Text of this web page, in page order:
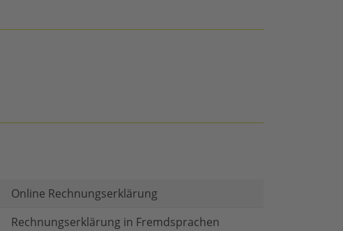
Online Rechnungserklärung
Rechnungserklärung in Fremdsprachen